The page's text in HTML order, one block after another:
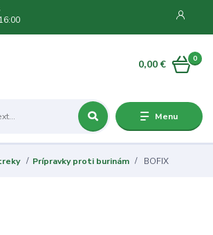
Menu
0
0,00 €
Prípravky proti burinám BOFIX